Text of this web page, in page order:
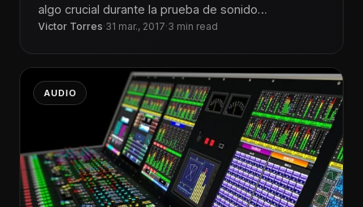
algo crucial durante la prueba de sonido
(soundcheck) y durante la reunión
Victor Torres·31 mar., 2017·3 min read
AUDIO